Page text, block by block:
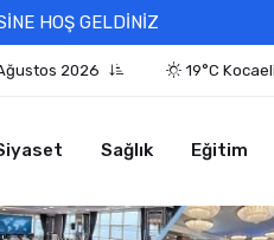
HOŞ GELDİNİZ
2026 19°C Kocaeli
Sağlık Eğitim